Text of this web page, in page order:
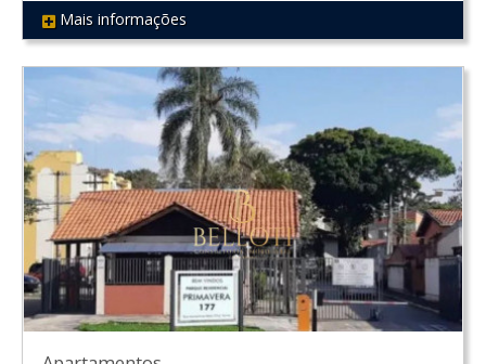
REF 423
Mais informações